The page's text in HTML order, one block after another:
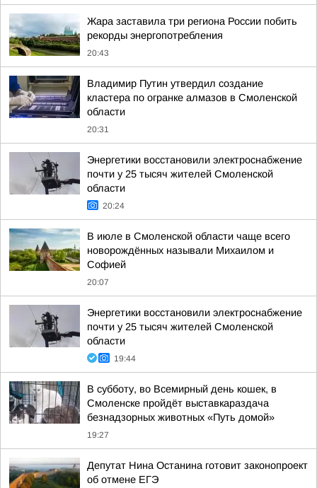
Жара заставила три региона России побить
рекорды энергопотребления
20:43
Владимир Путин утвердил создание
кластера по огранке алмазов в Смоленской
области
20:31
Энергетики восстановили электроснабжение
почти у 25 тысяч жителей Смоленской
области
20:24
В июле в Смоленской области чаще всего
новорождённых называли Михаилом и
Софией
20:07
Энергетики восстановили электроснабжение
почти у 25 тысяч жителей Смоленской
области
19:44
В субботу, во Всемирный день кошек, в
Смоленске пройдёт выставкараздача
безнадзорных животных «Путь домой»
19:27
Депутат Нина Останина готовит законопроект
об отмене ЕГЭ